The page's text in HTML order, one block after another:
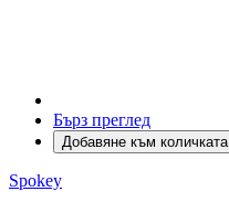
Бърз преглед
Добавяне към количката
Spokey